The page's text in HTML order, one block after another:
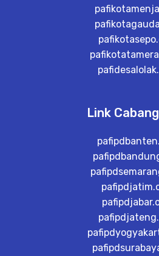
Link